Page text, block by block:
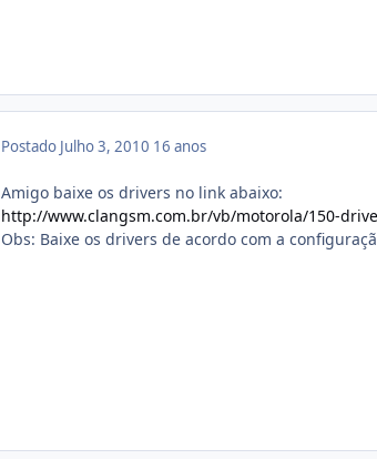
Postado Julho 3, 2010 16 anos
Amigo baixe os drivers no link abaixo:
http://www.clangsm.com.br/vb/motorola/150-
Obs: Baixe os drivers de acordo com a